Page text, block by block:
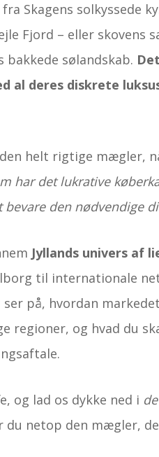
Skagens solkyssede
Fjord – eller skovens
sølandskab.
al deres diskrete
helt rigtige mægler,
har det lukrative
den nødvendige
Jyllands univers af
til internationale
ser på, hvordan
regioner, og hvad du
og lad os dykke ned i
du netop den mægler,